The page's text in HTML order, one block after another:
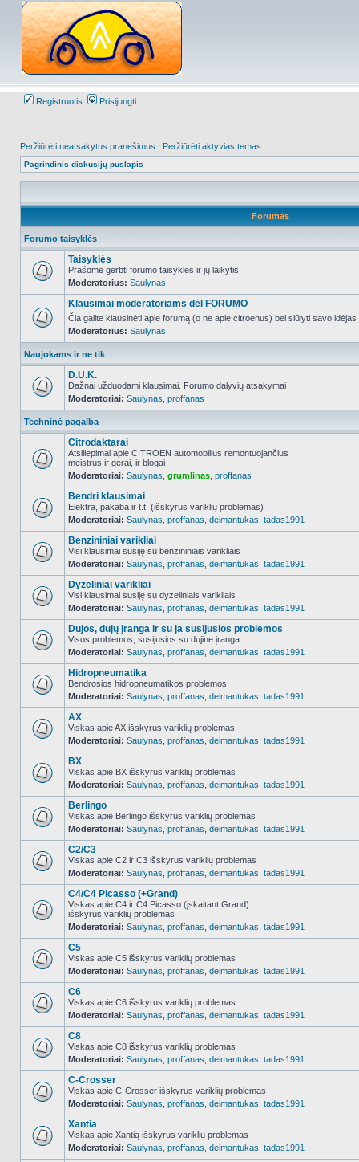
Registruotis Prisijungti
Peržiūrėti neatsakytus pranešimus | Peržiūrėti aktyvias temas
Pagrindinis diskusijų puslapis
Forumas
Forumo taisyklės
NO_UNREAD_POSTS
Taisyklės
Prašome gerbti forumo taisykles ir jų laikytis.
Moderatorius: Saulynas
NO_UNREAD_POSTS
Klausimai moderatoriams dėl FORUMO
Čia galite klausinėti apie forumą (o ne apie citroenus) bei siūlyti savo
Moderatorius: Saulynas
Naujokams ir ne tik
NO_UNREAD_POSTS
D.U.K.
Dažnai užduodami klausimai. Forumo dalyvių atsakymai
Moderatoriai: Saulynas proffanas
Techninė pagalba
NO_UNREAD_POSTS
Citrodaktarai
Atsiliepimai apie CITROEN automobilius remontuojančius
meistrus ir gerai, ir blogai
Moderatoriai: Saulynas grumlinas proffanas
NO_UNREAD_POSTS
Bendri klausimai
Elektra, pakaba ir t.t. (išskyrus variklių problemas)
Moderatoriai: Saulynas proffanas deimantukas tadas1991
NO_UNREAD_POSTS
Benzininiai varikliai
Visi klausimai susiję su benzininiais varikliais
Moderatoriai: Saulynas proffanas deimantukas tadas1991
NO_UNREAD_POSTS
Dyzeliniai varikliai
Visi klausimai susiję su dyzeliniais varikliais
Moderatoriai: Saulynas proffanas deimantukas tadas1991
NO_UNREAD_POSTS
Dujos, dujų įranga ir su ja susijusios problemos
Visos problemos, susijusios su dujine įranga
Moderatoriai: Saulynas proffanas deimantukas tadas1991
NO_UNREAD_POSTS
Hidropneumatika
Bendrosios hidropneumatikos problemos
Moderatoriai: Saulynas proffanas deimantukas tadas1991
NO_UNREAD_POSTS
AX
Viskas apie AX išskyrus variklių problemas
Moderatoriai: Saulynas proffanas deimantukas tadas1991
NO_UNREAD_POSTS
BX
Viskas apie BX išskyrus variklių problemas
Moderatoriai: Saulynas proffanas deimantukas tadas1991
NO_UNREAD_POSTS
Berlingo
Viskas apie Berlingo išskyrus variklių problemas
Moderatoriai: Saulynas proffanas deimantukas tadas1991
NO_UNREAD_POSTS
C2/C3
Viskas apie C2 ir C3 išskyrus variklių problemas
Moderatoriai: Saulynas proffanas deimantukas tadas1991
NO_UNREAD_POSTS
C4/C4 Picasso (+Grand)
Viskas apie C4 ir C4 Picasso (įskaitant Grand)
išskyrus variklių problemas
Moderatoriai: Saulynas proffanas deimantukas tadas1991
NO_UNREAD_POSTS
C5
Viskas apie C5 išskyrus variklių problemas
Moderatoriai: Saulynas proffanas deimantukas tadas1991
NO_UNREAD_POSTS
C6
Viskas apie C6 išskyrus variklių problemas
Moderatoriai: Saulynas proffanas deimantukas tadas1991
NO_UNREAD_POSTS
C8
Viskas apie C8 išskyrus variklių problemas
Moderatoriai: Saulynas proffanas deimantukas tadas1991
NO_UNREAD_POSTS
C-Crosser
Viskas apie C-Crosser išskyrus variklių problemas
Moderatoriai: Saulynas proffanas deimantukas tadas1991
NO_UNREAD_POSTS
Xantia
Viskas apie Xantią išskyrus variklių problemas
Moderatoriai: Saulynas proffanas deimantukas tadas1991